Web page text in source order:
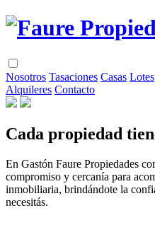
Nosotros Tasaciones Casas Lotes
Alquileres Contacto
Cada propiedad
En Gastón Faure Propiedades
compromiso y cercanía para
inmobiliaria, brindándote la
necesitás.